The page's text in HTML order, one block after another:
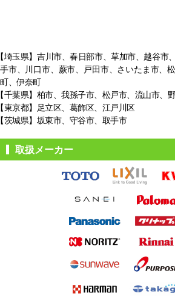
埼玉県】吉川市、春日部市、草加市、越谷市
手市、
川口市、蕨市、戸田市、さいたま市、
町、伊奈町
千葉県】柏市、我孫子市、松戸市、 流山市、
東京都】足立区、葛飾区、江戸川区
茨城県】坂東市、守谷市、取手市
取扱メーカー